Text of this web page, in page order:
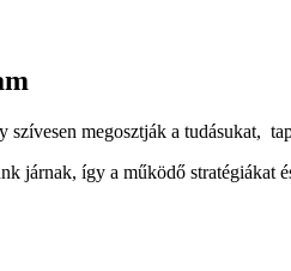
megosztják a tudásukat,
járnak, így a működő stratégiákat